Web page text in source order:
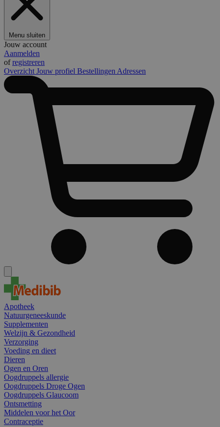
Menu sluiten
Jouw account
Aanmelden
ofregistreren
Overzicht Jouw profiel Bestellingen Adressen
Apotheek
Natuurgeneeskunde
Supplementen
Welzijn & Gezondheid
Verzorging
Voeding en dieet
Dieren
Ogen en Oren
Oogdruppels allergie
Oogdruppels Droge Ogen
Oogdruppels Glaucoom
Ontsmetting
Middelen voor het Oor
Contraceptie